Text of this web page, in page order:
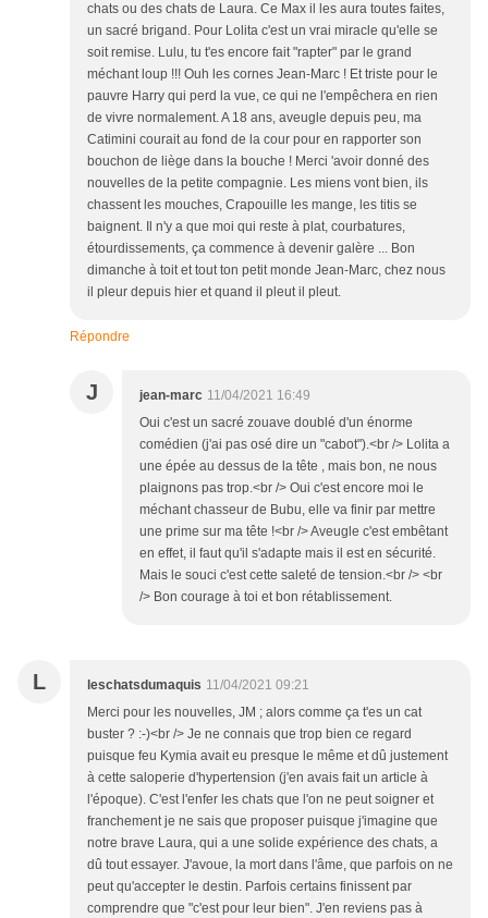
chats ou des chats de Laura. Ce Max il les aura toutes faites,
un sacré brigand. Pour Lolita c'est un vrai miracle qu'elle se
soit remise. Lulu, tu t'es encore fait "rapter" par le grand
méchant loup !!! Ouh les cornes Jean-Marc ! Et triste pour le
pauvre Harry qui perd la vue, ce qui ne l'empêchera en rien
de vivre normalement. A 18 ans, aveugle depuis peu, ma
Catimini courait au fond de la cour pour en rapporter son
bouchon de liège dans la bouche ! Merci 'avoir donné des
nouvelles de la petite compagnie. Les miens vont bien, ils
chassent les mouches, Crapouille les mange, les titis se
baignent. Il n'y a que moi qui reste à plat, courbatures,
étourdissements, ça commence à devenir galère ... Bon
dimanche à toit et tout ton petit monde Jean-Marc, chez nous
il pleur depuis hier et quand il pleut il pleut.
Répondre
J jean-marc 11/04/2021 16:49
Oui c'est un sacré zouave doublé d'un énorme
comédien (j'ai pas osé dire un "cabot").<br /> Lolita a
une épée au dessus de la tête , mais bon, ne nous
plaignons pas trop.<br /> Oui c'est encore moi le
méchant chasseur de Bubu, elle va finir par mettre
une prime sur ma tête !<br /> Aveugle c'est embêtant
en effet, il faut qu'il s'adapte mais il est en sécurité.
Mais le souci c'est cette saleté de tension.<br /> <br
/> Bon courage à toi et bon rétablissement.
L leschatsdumaquis 11/04/2021 09:21
Merci pour les nouvelles, JM ; alors comme ça t'es un cat
buster ? :-)<br /> Je ne connais que trop bien ce regard
puisque feu Kymia avait eu presque le même et dû justement
à cette saloperie d'hypertension (j'en avais fait un article à
l'époque). C'est l'enfer les chats que l'on ne peut soigner et
franchement je ne sais que proposer puisque j'imagine que
notre brave Laura, qui a une solide expérience des chats, a
dû tout essayer. J'avoue, la mort dans l'âme, que parfois on ne
peut qu'accepter le destin. Parfois certains finissent par
comprendre que "c'est pour leur bien". J'en reviens pas à